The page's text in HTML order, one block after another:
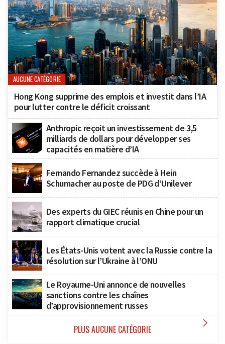
AUCUNE CATÉGORIE
Hong Kong supprime des emplois et investit dans l’IA
pour lutter contre le déficit croissant
Anthropic reçoit un investissement de 3,5
milliards de dollars pour développer ses
capacités en matière d’IA
Fernando Fernandez succède à Hein
Schumacher au poste de PDG d’Unilever
Des experts du GIEC réunis en Chine pour un
rapport climatique crucial
Les États-Unis votent avec la Russie contre la
résolution sur l’Ukraine à l’ONU
Le Royaume-Uni annonce de nouvelles
sanctions contre les chaînes
d’approvisionnement russes
PLUS AUCUNE CATÉGORIE 